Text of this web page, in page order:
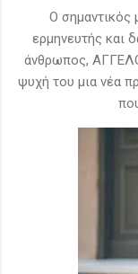
Ο σημαντικός
ερμηνευτής και
άνθρωπος,
ψυχή του μια νέα